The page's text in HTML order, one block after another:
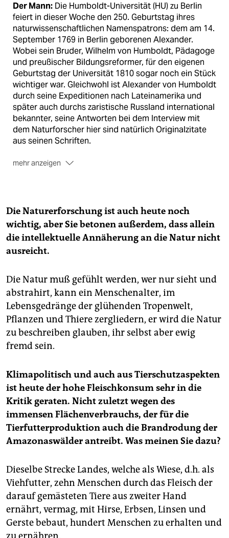
Der Mann: Die Humboldt-Universität (HU) zu Berlin
feiert in dieser Woche den 250. Geburtstag ihres
naturwissenschaftlichen Namenspatrons: dem am 14.
September 1769 in Berlin geborenen Alexander.
Wobei sein Bruder, Wilhelm von Humboldt, Pädagoge
und preußischer Bildungsreformer, für den eigenen
Geburtstag der Universität 1810 sogar noch ein Stück
wichtiger war. Gleichwohl ist Alexander von Humboldt
durch seine Expeditionen nach Lateinamerika und
später auch durchs zaristische Russland international
bekannter, seine Antworten bei dem Interview mit
dem Naturforscher hier sind natürlich Originalzitate
aus seinen Schriften.
mehr anzeigen
Sustainability Transformation in the 21st Century
vom 28. bis 30. August 2019 die
Weltentwicklungsziele der Vereinten Nationen und
ihre Erreichbarkeit bis 2030 diskutiert. Die
Fachkonferenz mündet am Freitag in eine große
29. August, lädt die HU ab Mittag zum Sommerfest für
alle – Open Air und Eintritt frei. Informationen zum
Fest:www.hu-berlin.de.
Die Naturerforschung ist auch heute noch
wichtig, aber Sie betonen außerdem, dass allein
die intellektuelle Annäherung an die Natur nicht
ausreicht.
Die Natur muß gefühlt werden, wer nur sieht und
abstrahirt, kann ein Menschenalter, im
Lebensgedränge der glühenden Tropenwelt,
Pflanzen und Thiere zergliedern, er wird die Natur
zu beschreiben glauben, ihr selbst aber ewig
fremd sein.
Klimapolitisch und auch aus Tierschutzaspekten
ist heute der hohe Fleischkonsum sehr in die
Kritik geraten. Nicht zuletzt wegen des
immensen Flächenverbrauchs, der für die
Tierfutterproduktion auch die Brand­rodung der
Amazonaswälder antreibt. Was meinen Sie dazu?
Dieselbe Strecke Landes, welche als Wiese, d.h. als
Viehfutter, zehn Menschen durch das Fleisch der
darauf gemästeten Tiere aus zweiter Hand
ernährt, vermag, mit Hirse, Erbsen, Linsen und
Gerste bebaut, hundert Menschen zu erhalten und